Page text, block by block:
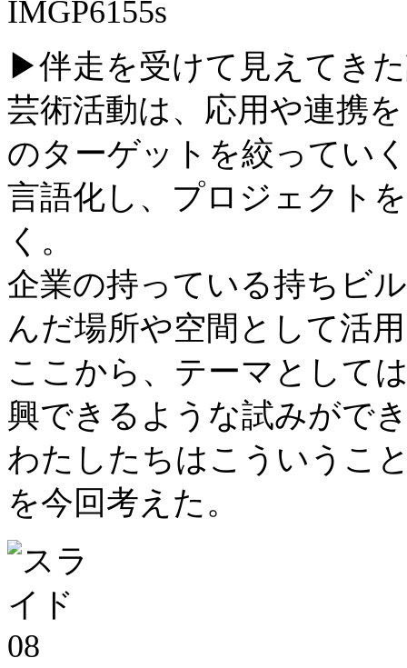
▶︎伴走を受けて見えてき
芸術活動は、応用や連携
のターゲットを絞ってい
言語化し、プロジェクト
く。
企業の持っている持ちビ
んだ場所や空間として活
ここから、テーマとして
興できるような試みがで
わたしたちはこういうこ
を今回考えた。